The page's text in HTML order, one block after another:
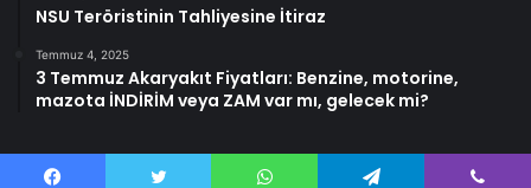
NSU Teröristinin Tahliyesine İtiraz
Temmuz 4, 2025
3 Temmuz Akaryakıt Fiyatları: Benzine, motorine,
mazota İNDİRİM veya ZAM var mı, gelecek mi?